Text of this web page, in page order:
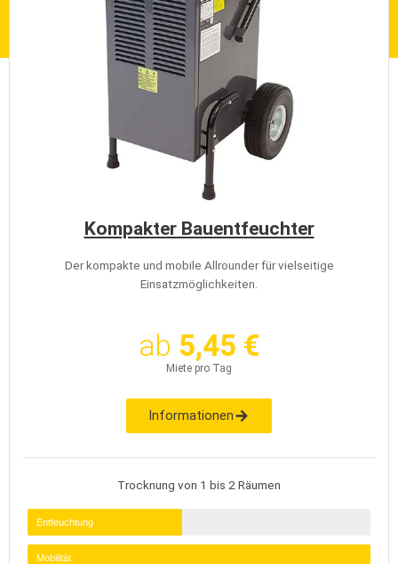
Kompakter Bauentfeuchter
Der kompakte und mobile Allrounder für vielseitige
Einsatzmöglichkeiten.
ab 5,45 €
Miete pro Tag
Informationen
Trocknung von 1 bis 2 Räumen
Entfeuchtung
Mobilität